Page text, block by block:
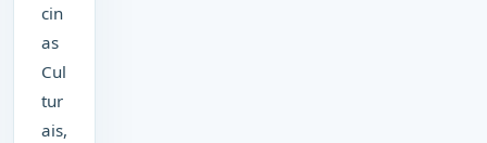
cin
as
Cul
tur
ais,